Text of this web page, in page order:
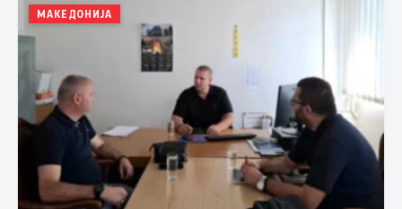
МАКЕДОНИЈА